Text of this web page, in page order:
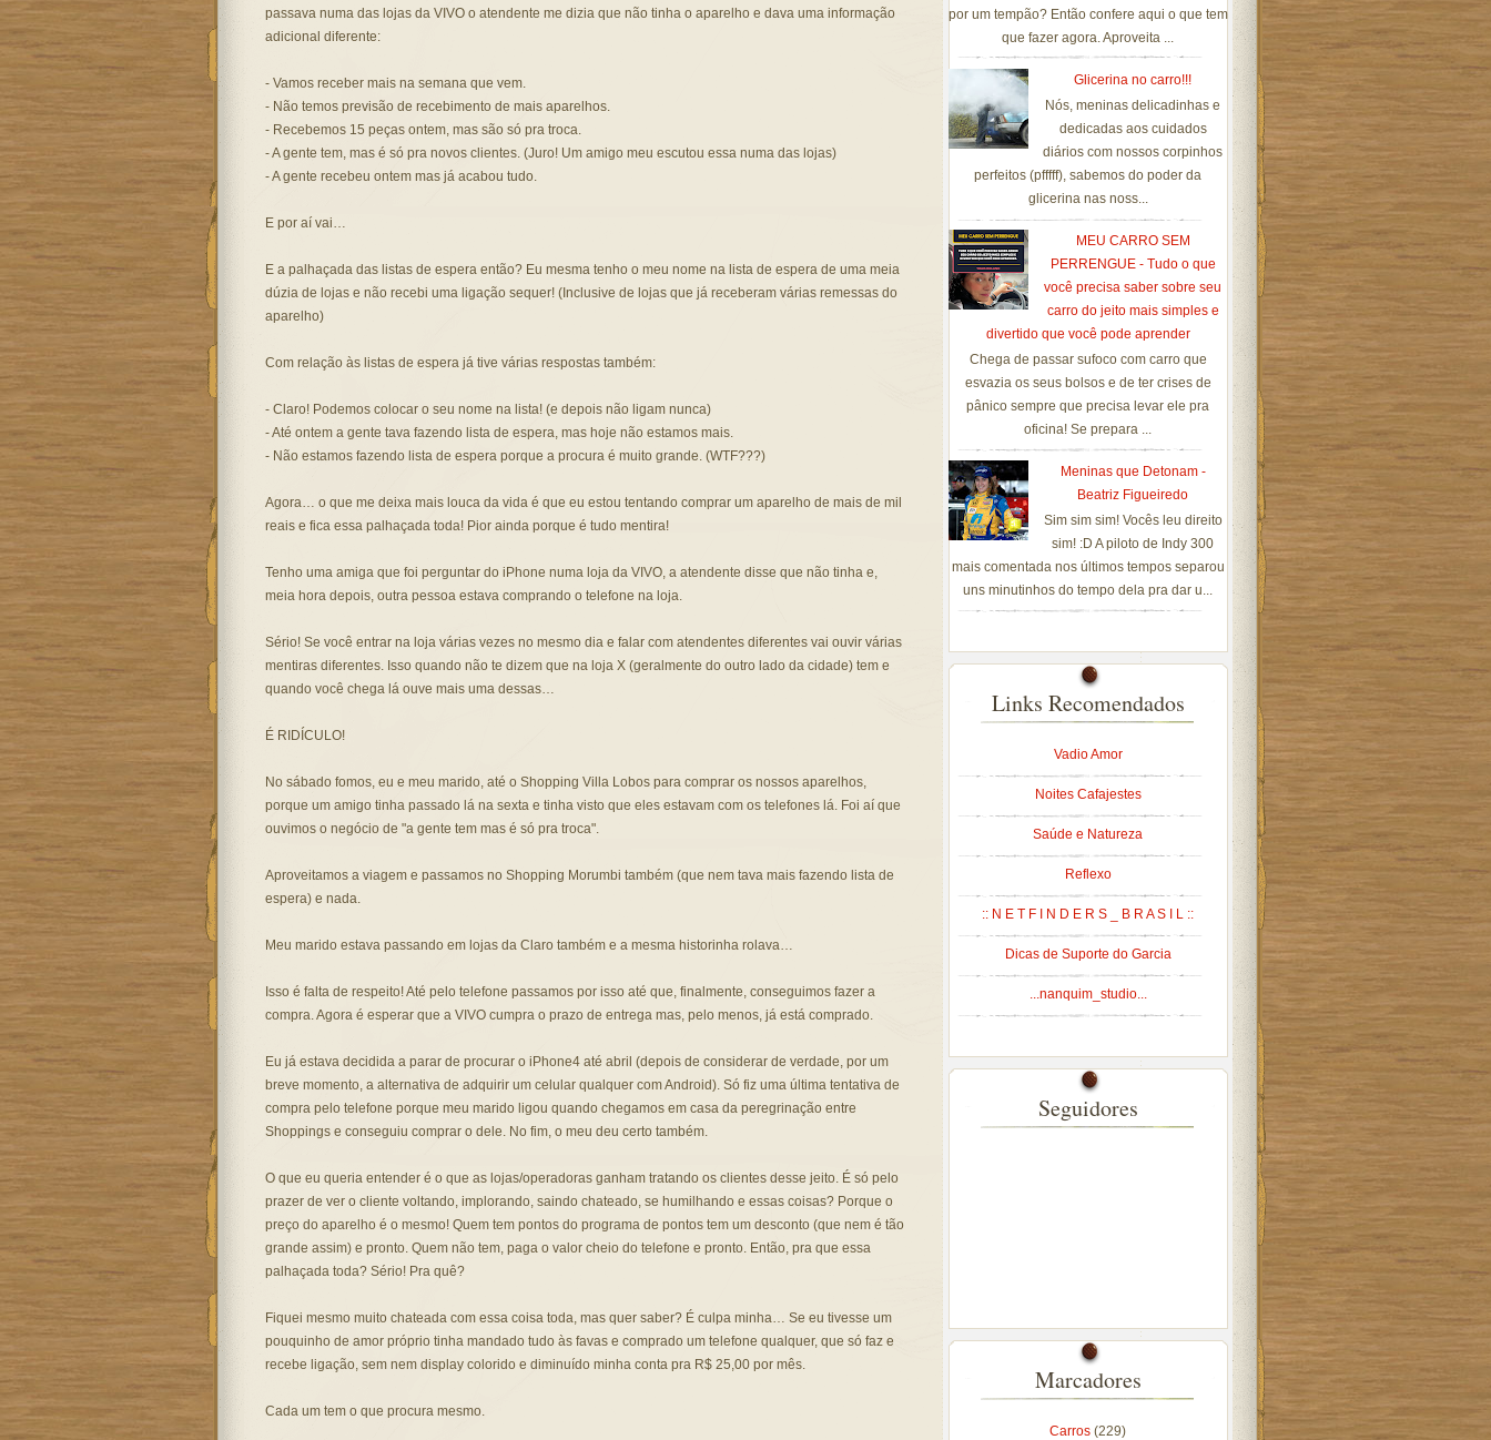
passava numa das lojas da VIVO o atendente me dizia que não tinha o aparelho e dava uma informação
adicional diferente:
- Vamos receber mais na semana que vem.
- Não temos previsão de recebimento de mais aparelhos.
- Recebemos 15 peças ontem, mas são só pra troca.
- A gente tem, mas é só pra novos clientes. (Juro! Um amigo meu escutou essa numa das lojas)
- A gente recebeu ontem mas já acabou tudo.
E por aí vai…
E a palhaçada das listas de espera então? Eu mesma tenho o meu nome na lista de espera de uma meia
dúzia de lojas e não recebi uma ligação sequer! (Inclusive de lojas que já receberam várias remessas do
aparelho)
Com relação às listas de espera já tive várias respostas também:
- Claro! Podemos colocar o seu nome na lista! (e depois não ligam nunca)
- Até ontem a gente tava fazendo lista de espera, mas hoje não estamos mais.
- Não estamos fazendo lista de espera porque a procura é muito grande. (WTF???)
Agora… o que me deixa mais louca da vida é que eu estou tentando comprar um aparelho de mais de mil
reais e fica essa palhaçada toda! Pior ainda porque é tudo mentira!
Tenho uma amiga que foi perguntar do iPhone numa loja da VIVO, a atendente disse que não tinha e,
meia hora depois, outra pessoa estava comprando o telefone na loja.
Sério! Se você entrar na loja várias vezes no mesmo dia e falar com atendentes diferentes vai ouvir várias
mentiras diferentes. Isso quando não te dizem que na loja X (geralmente do outro lado da cidade) tem e
quando você chega lá ouve mais uma dessas…
É RIDÍCULO!
No sábado fomos, eu e meu marido, até o Shopping Villa Lobos para comprar os nossos aparelhos,
porque um amigo tinha passado lá na sexta e tinha visto que eles estavam com os telefones lá. Foi aí que
ouvimos o negócio de "a gente tem mas é só pra troca".
Aproveitamos a viagem e passamos no Shopping Morumbi também (que nem tava mais fazendo lista de
espera) e nada.
Meu marido estava passando em lojas da Claro também e a mesma historinha rolava…
Isso é falta de respeito! Até pelo telefone passamos por isso até que, finalmente, conseguimos fazer a
compra. Agora é esperar que a VIVO cumpra o prazo de entrega mas, pelo menos, já está comprado.
Eu já estava decidida a parar de procurar o iPhone4 até abril (depois de considerar de verdade, por um
breve momento, a alternativa de adquirir um celular qualquer com Android). Só fiz uma última tentativa de
compra pelo telefone porque meu marido ligou quando chegamos em casa da peregrinação entre
Shoppings e conseguiu comprar o dele. No fim, o meu deu certo também.
O que eu queria entender é o que as lojas/operadoras ganham tratando os clientes desse jeito. É só pelo
prazer de ver o cliente voltando, implorando, saindo chateado, se humilhando e essas coisas? Porque o
preço do aparelho é o mesmo! Quem tem pontos do programa de pontos tem um desconto (que nem é tão
grande assim) e pronto. Quem não tem, paga o valor cheio do telefone e pronto. Então, pra que essa
palhaçada toda? Sério! Pra quê?
Fiquei mesmo muito chateada com essa coisa toda, mas quer saber? É culpa minha… Se eu tivesse um
pouquinho de amor próprio tinha mandado tudo às favas e comprado um telefone qualquer, que só faz e
recebe ligação, sem nem display colorido e diminuído minha conta pra R$ 25,00 por mês.
Cada um tem o que procura mesmo.
por um tempão? Então confere aqui o que tem
que fazer agora. Aproveita ...
Glicerina no carro!!!
Nós, meninas delicadinhas e
dedicadas aos cuidados
diários com nossos corpinhos
perfeitos (pfffff), sabemos do poder da
glicerina nas noss...
MEU CARRO SEM
PERRENGUE - Tudo o que
você precisa saber sobre seu
carro do jeito mais simples e
divertido que você pode aprender
Chega de passar sufoco com carro que
esvazia os seus bolsos e de ter crises de
pânico sempre que precisa levar ele pra
oficina! Se prepara ...
Meninas que Detonam -
Beatriz Figueiredo
Sim sim sim! Vocês leu direito
sim! :D A piloto de Indy 300
mais comentada nos últimos tempos separou
uns minutinhos do tempo dela pra dar u...
Links Recomendados
Vadio Amor
Noites Cafajestes
Saúde e Natureza
Reflexo
:: N E T F I N D E R S _ B R A S I L ::
Dicas de Suporte do Garcia
...nanquim_studio...
Seguidores
Marcadores
Carros (229)